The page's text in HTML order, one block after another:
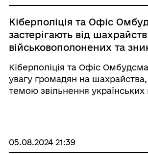
Кіберполіція та Офіс
застерігають від
військовополонених та
Кіберполіція та Офіс
увагу громадян на шахрайства,
темою звільнення українських
вводячи в оману ...
05.08.2024 21:39